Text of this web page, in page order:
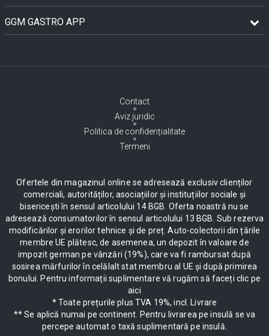
GGM GASTRO APP
Contact
Aviz juridic
Politica de confidențialitate
Termeni
Ofertele din magazinul online se adresează exclusiv clienților
comerciali, autorităților, asociațiilor și instituțiilor sociale și
bisericești în sensul articolului 14 BGB. Oferta noastră nu se
adresează consumatorilor în sensul articolului 13 BGB. Sub rezerva
modificărilor și erorilor tehnice și de preț. Auto-colectorii din țările
membre UE plătesc, de asemenea, un depozit în valoare de
impozit german pe vânzări (19%), care va fi rambursat după
sosirea mărfurilor în celălalt stat membru al UE și după primirea
bonului. Pentru informații suplimentare vă rugăm să faceți clic pe
aici
* Toate prețurile plus TVA 19%, incl. Livrare
** Se aplică numai pe continent. Pentru livrarea pe insulă se va
percepe automat o taxă suplimentară pe insulă.